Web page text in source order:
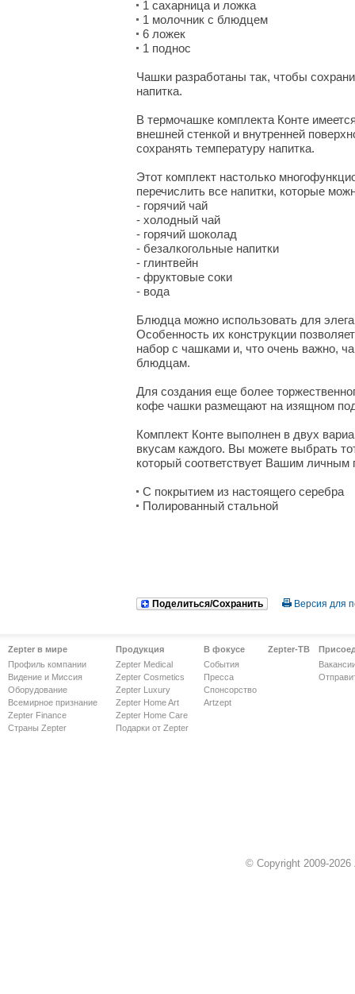
1 сахарница и ложка
1 молочник с блюдцем
6 ложек
1 поднос
Чашки разработаны так, чтобы
напитка.
В термочашке комплекта Конте
внешней стенкой и внутренней
сохранять температуру напитка.
Этот комплект настолько
перечислить все напитки, которые
- горячий чай
- холодный чай
- горячий шоколад
- безалкогольные напитки
- глинтвейн
- фруктовые соки
- вода
Блюдца можно использовать для
Особенность их конструкции
набор с чашками и, что очень важно,
блюдцам.
Для создания еще более
кофе чашки размещают на изящном
Комплект Конте выполнен в двух
вкусам каждого. Вы можете выбрать
который соответствует Вашим личным
С покрытием из настоящего серебра
Полированный стальной
Поделиться/Сохранить Версия для
Zepter в мире
Профиль компании
Видение и Миссия
Оборудование
Всемирное признание
Zepter Finance
Страны Zepter
Продукция
Zepter Medical
Zepter Cosmetics
Zepter Luxury
Zepter Home Art
Zepter Home Care
Подарки от Zepter
В фокусе
События
Пресса
Спонсорство
Artzept
Zepter-ТВ
© Copyright 2009-